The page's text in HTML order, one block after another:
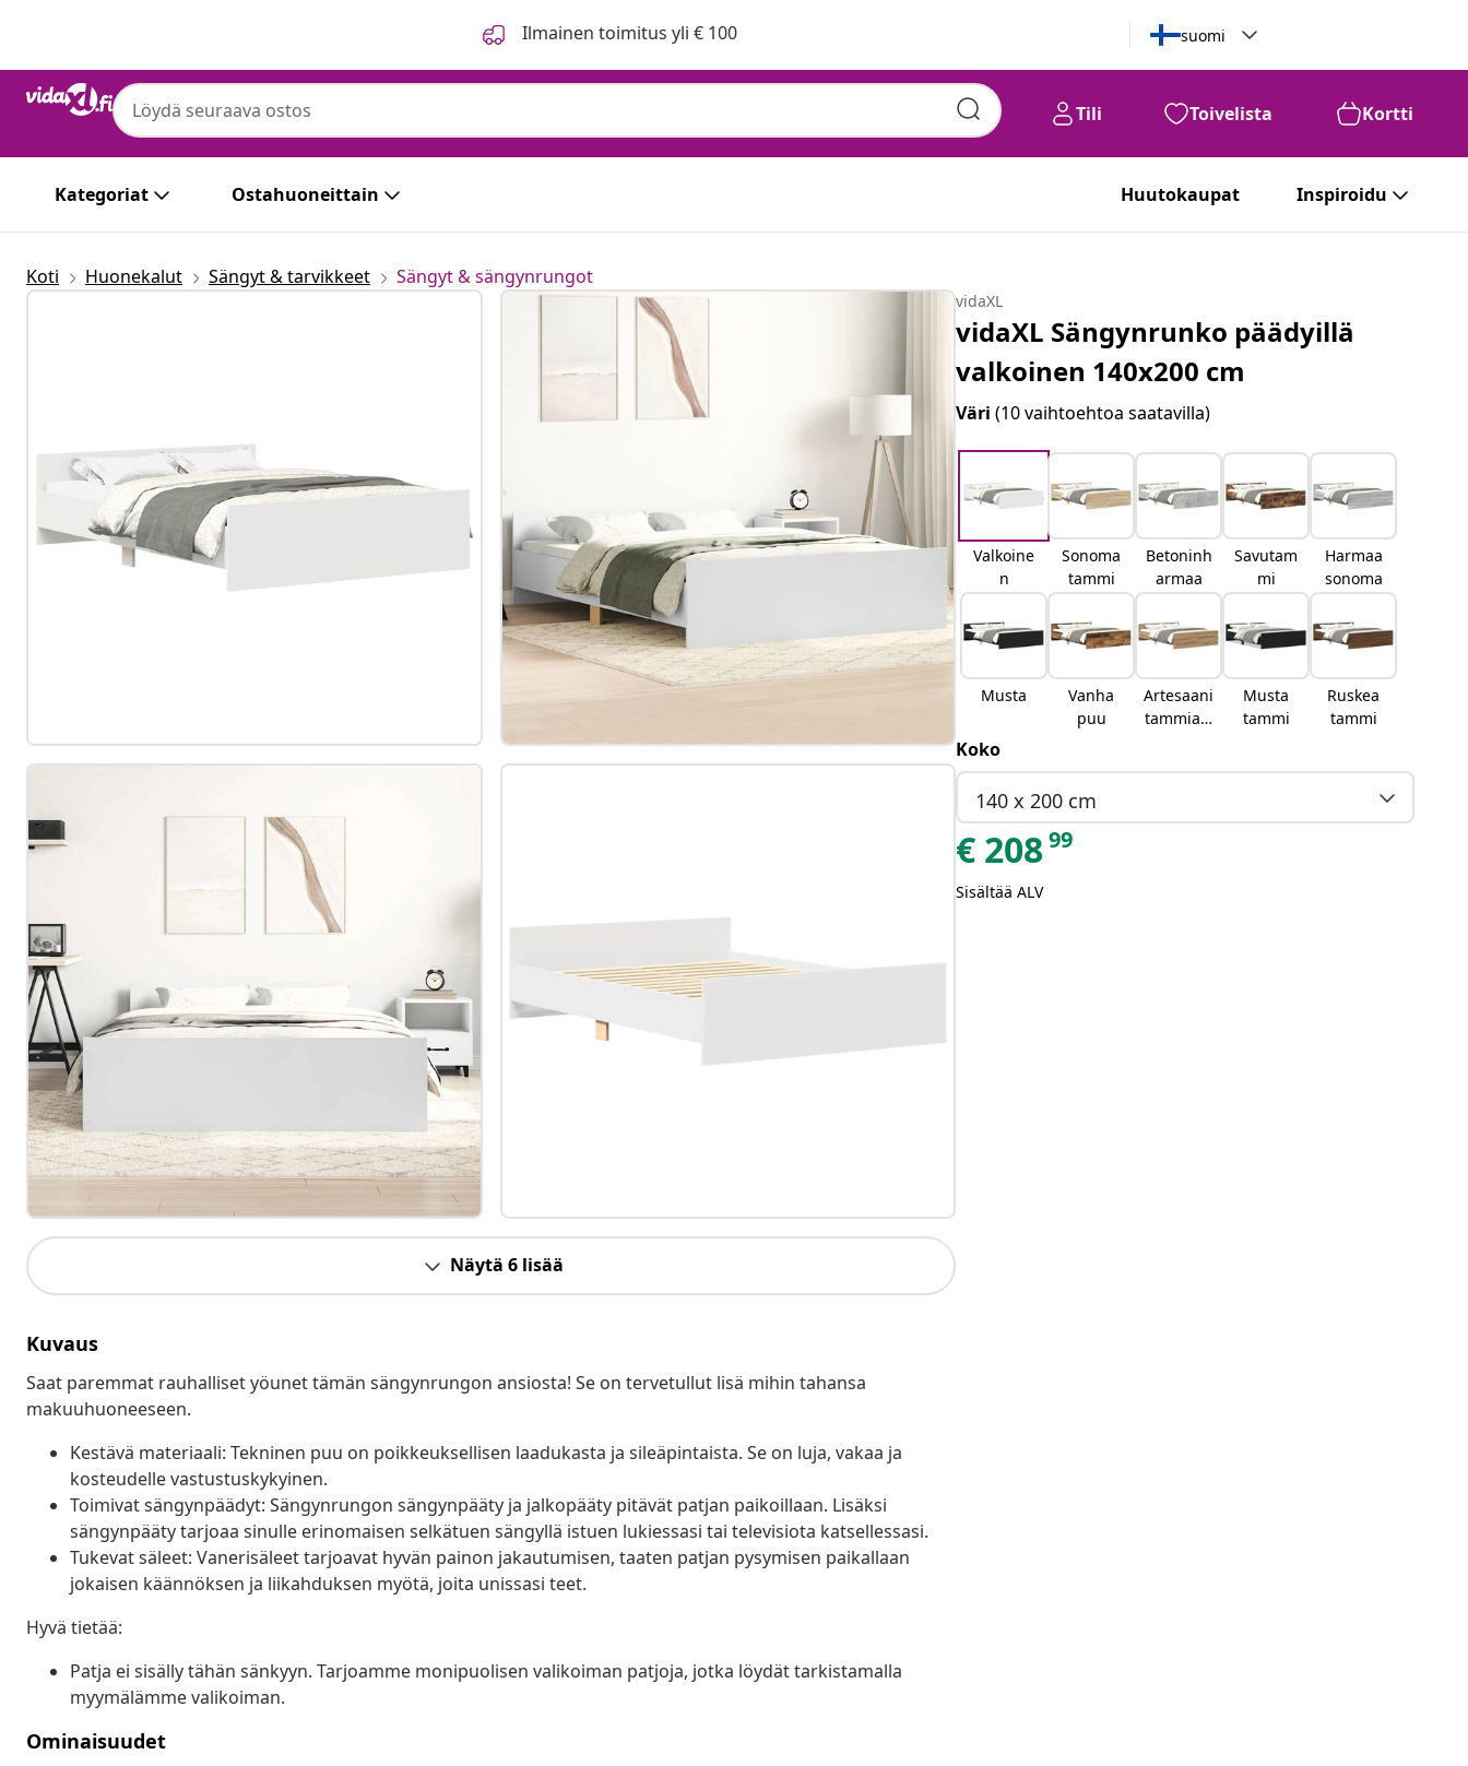
Ilmainen toimitus yli € 100 suomi
Tili Toivelista Kortti
Kategoriat Ostahuoneittain Huutokaupat Inspiroidu
Koti Huonekalut Sängyt & tarvikkeet Sängyt & sängynrungot
Näytä 6 lisää
Kuvaus
Saat paremmat rauhalliset yöunet tämän sängynrungon ansiosta! Se on tervetullut lisä mihin tahansa
makuuhuoneeseen.
Kestävä materiaali: Tekninen puu on poikkeuksellisen laadukasta ja sileäpintaista. Se on luja, vakaa ja
kosteudelle vastustuskykyinen.
Toimivat sängynpäädyt: Sängynrungon sängynpääty ja jalkopääty pitävät patjan paikoillaan. Lisäksi
sängynpääty tarjoaa sinulle erinomaisen selkätuen sängyllä istuen lukiessasi tai televisiota katsellessasi.
Tukevat säleet: Vanerisäleet tarjoavat hyvän painon jakautumisen, taaten patjan pysymisen paikallaan
jokaisen käännöksen ja liikahduksen myötä, joita unissasi teet.
Hyvä tietää:
Patja ei sisälly tähän sänkyyn. Tarjoamme monipuolisen valikoiman patjoja, jotka löydät tarkistamalla
myymälämme valikoiman.
Ominaisuudet
vidaXL
vidaXL Sängynrunko päädyillä
valkoinen 140x200 cm
Väri(10 vaihtoehtoa saatavilla)
Valkoine
n
Sonoma
tammi
Betoninh
armaa
Savutam
mi
Harmaa
sonoma
Musta
Vanha
puu
Artesaani
tammiart
Musta
tammi
Ruskea
tammi
Koko
140 x 200 cm
€ 20899
Sisältää ALV